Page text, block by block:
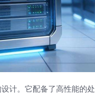
计。它配备了高性能的